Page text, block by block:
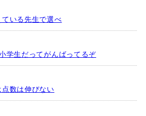
いる先生で選べ
生だってがんばってるぞ
数は伸びない